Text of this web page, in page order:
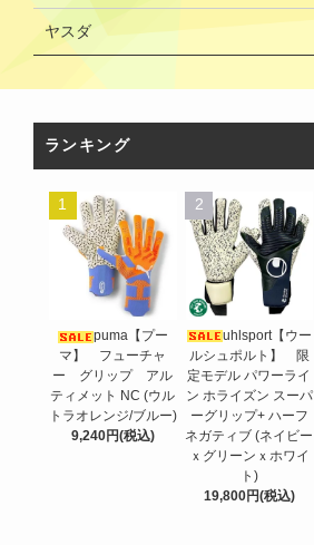
ヤスダ
ランキング
1
puma【プー
マ】 フューチャ
ー グリップ アル
ティメット NC (ウル
トラオレンジ/ブルー)
9,240円(税込)
2
uhlsport【ウー
ルシュポルト】 限
定モデル パワーライ
ン ホライズン スーパ
ーグリップ+ ハーフ
ネガティブ (ネイビー
ｘグリーンｘホワイ
ト)
19,800円(税込)